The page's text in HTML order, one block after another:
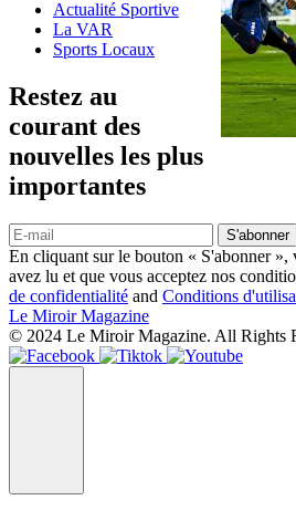
Actualité Sportive
La VAR
Sports Locaux
Restez au
courant des
nouvelles les plus
importantes
S'abonner
En cliquant sur le bouton « S'abonner »,
avez lu et que vous acceptez nos
de confidentialité and Conditions
Le Miroir Magazine
© 2024 Le Miroir Magazine. All Rights